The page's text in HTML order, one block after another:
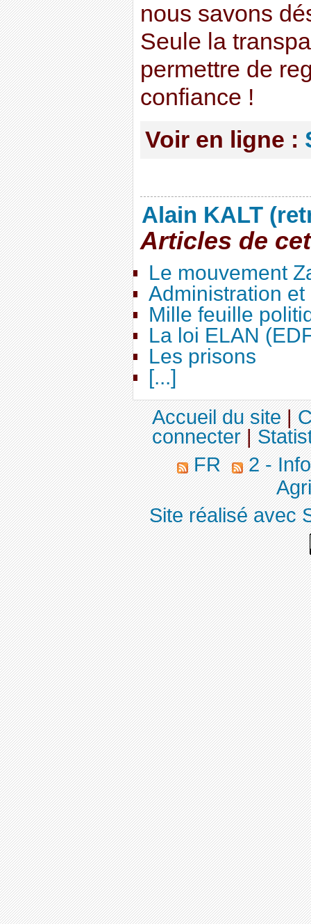
nous savons
Seule la
permettre de
confiance !
Voir en ligne :
Alain KALT
Articles de
Le mouvement
Administration
Mille feuille
La loi ELAN
Les prisons
[...]
Accueil du site|
connecter|
FR
2 -
Site réalisé avec